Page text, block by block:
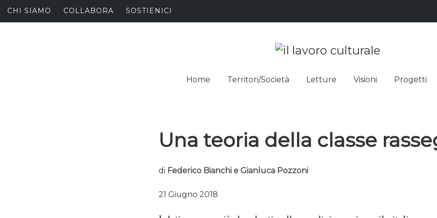
Skip
to
CHI SIAMO COLLABORA SOSTIENICI
IL
Home
Territori/Società Letture Visioni Progetti
Una teoria della classe
di Federico Bianchi e Gianluca Pozzoni
21 Giugno 2018